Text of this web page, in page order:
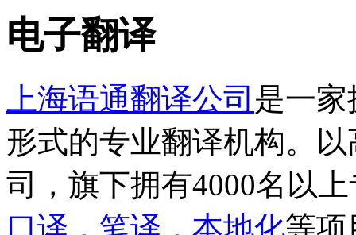
电子翻译
上海语通翻译公司 是一
形式的专业翻译机构。
司，旗下拥有4000名以
口译 ， 笔译 ， 本地化等项